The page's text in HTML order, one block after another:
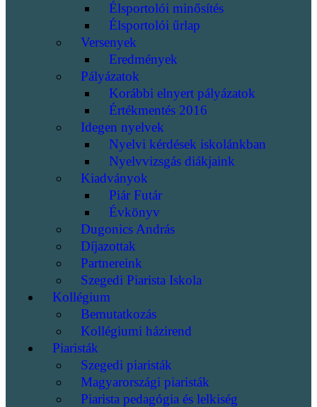
Élsportolói minősítés
Élsportolói űrlap
Versenyek
Eredmények
Pályázatok
Korábbi elnyert pályázatok
Értékmentés 2016
Idegen nyelvek
Nyelvi kérdések iskolánkban
Nyelvvizsgás diákjaink
Kiadványok
Piár Futár
Évkönyv
Dugonics András
Díjazottak
Partnereink
Szegedi Piarista Iskola
Kollégium
Bemutatkozás
Kollégiumi házirend
Piaristák
Szegedi piaristák
Magyarországi piaristák
Piarista pedagógia és lelkiség